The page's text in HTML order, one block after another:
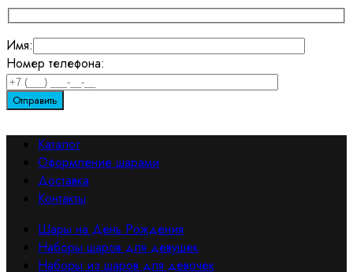
Имя:
Номер телефона:
Каталог
Оформление шарами
Доставка
Контакты
Шары на День Рождения
Наборы шаров для девушек
Наборы из шаров для девочек